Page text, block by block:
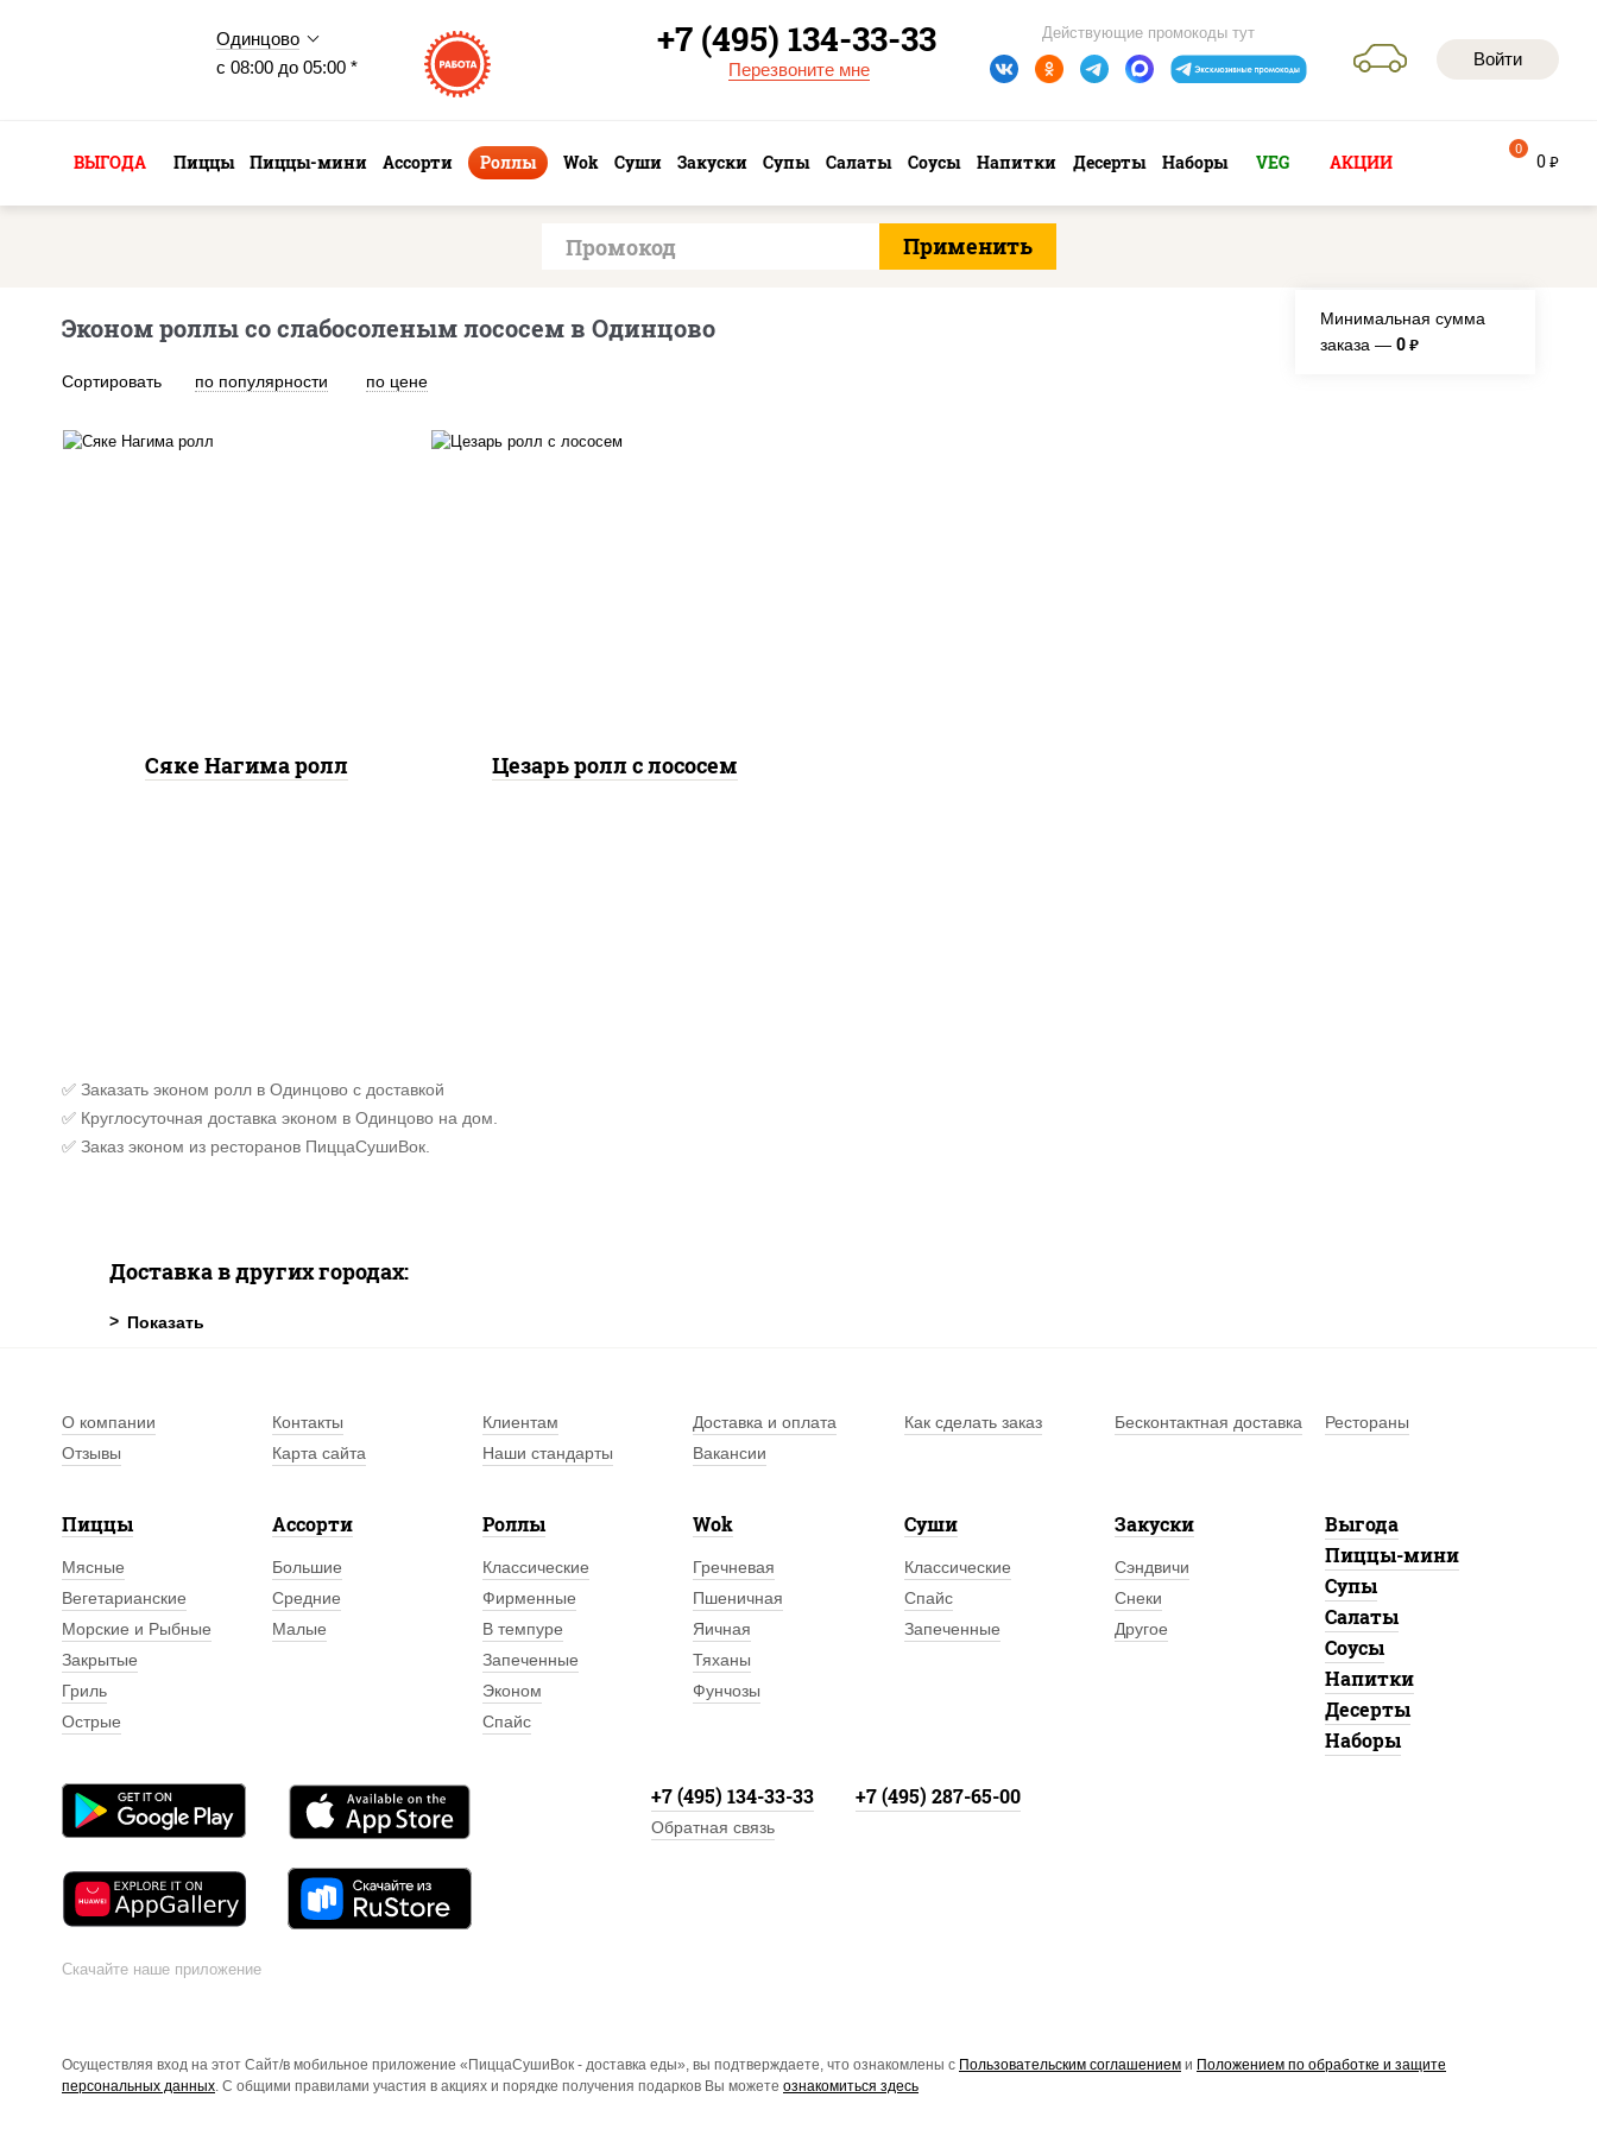
Одинцово
с 08:00 до 05:00 *
Войти
Действующие промокоды тут
+7 (495) 134-33-33
Перезвоните мне
ВЫГОДА Пиццы Пиццы-мини Ассорти Роллы Wok Суши Закуски Супы Салаты Соусы Напитки Десерты Наборы VEG АКЦИИ 0 руб
0
Эконом роллы со слабосоленым лососем в Одинцово
Сортировать по популярности по цене
Минимальная сумма
заказа — 0 руб.
Сяке Нагима ролл Цезарь ролл с лососем
✅ Заказать эконом ролл в Одинцово с доставкой
✅ Круглосуточная доставка эконом в Одинцово на дом.
✅ Заказ эконом из ресторанов ПиццаСушиВок.
Доставка в других городах:
О компании Контакты Клиентам Доставка и оплата Как сделать заказ Бесконтактная доставка
Рестораны
Отзывы
Карта сайта Наши стандарты Вакансии
Пиццы
Мясные
Вегетарианские
Морские и Рыбные
Закрытые
Гриль
Острые
Ассорти
Большие
Средние
Малые
Роллы
Классические
Фирменные
В темпуре
Запеченные
Эконом
Спайс
Wok
Гречневая
Пшеничная
Яичная
Тяханы
Фунчозы
Суши
Классические
Спайс
Запеченные
Закуски
Сэндвичи
Снеки
Другое
Выгода
Пиццы-мини
Супы
Салаты
Соусы
Напитки
Десерты
Наборы
Скачайте наше приложение
+7 (495) 134-33-33 +7 (495) 287-65-00
Обратная связь
Осуществляя вход на этот Сайт/в мобильное приложение «ПиццаСушиВок - доставка еды», вы подтверждаете, что ознакомлены с Пользовательским соглашением и Положением по обработке и защите
персональных данных. С общими правилами участия в акциях и порядке получения подарков Вы можете ознакомиться здесь